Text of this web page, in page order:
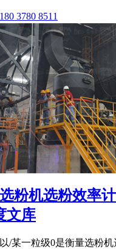
3780 8511
粉机选粉效率
文库
/某一粒级0是衡量选粉